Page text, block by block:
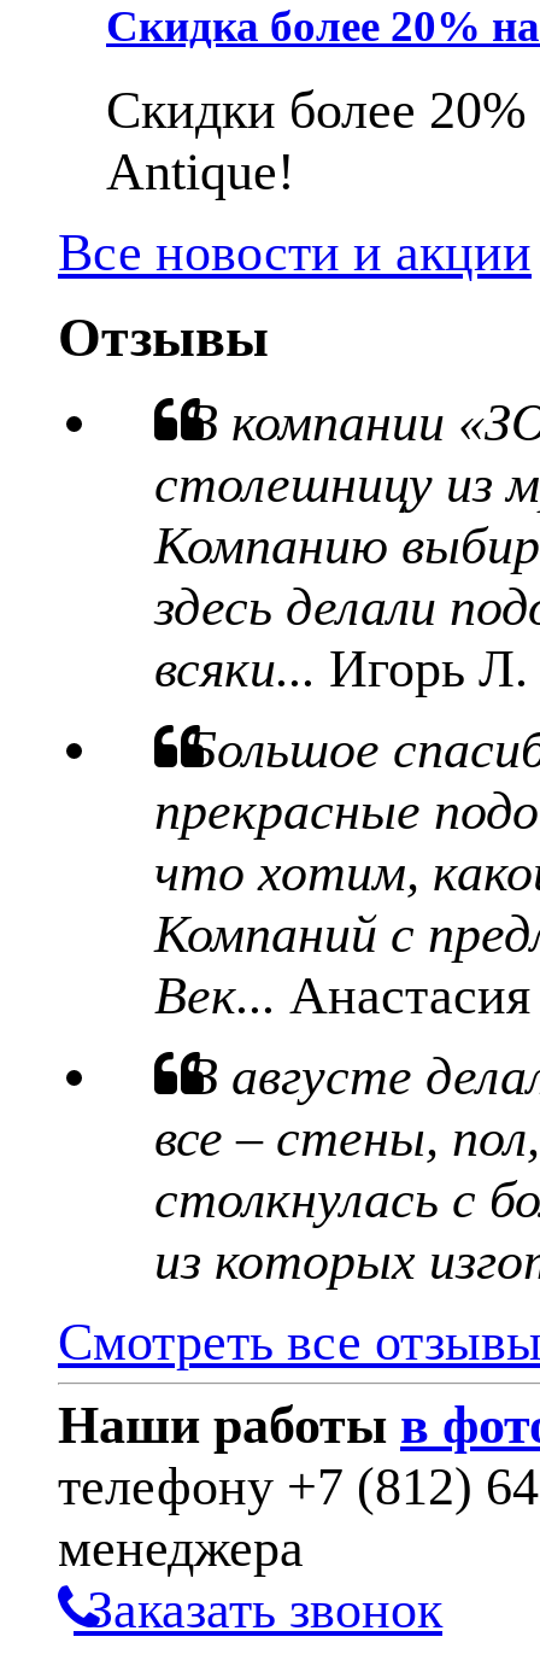
Скидка более 20%
Скидки более
Antique!
Все новости и акции
Отзывы
В компании
столешницу из
Компанию
здесь делали
всяки... Игорь Л.
Большое
прекрасные
что хотим,
Компаний с
Век...
В августе
все – стены,
столкнулась с
из которых
Смотреть все
Наши работы в
телефону +7 (812)
менеджера
Заказать звонок